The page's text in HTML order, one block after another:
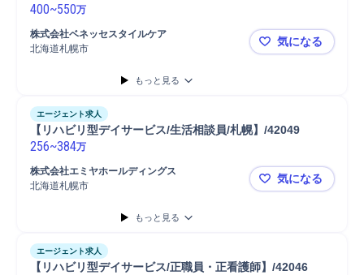
400~550万
株式会社ベネッセスタイルケア
北海道札幌市
【東証プラ
気になる
もっと見る
エージェント求人
【リハビリ型デイサービス/生活相談員/札幌】/42049
256~384万
株式会社エミヤホールディングス
北海道札幌市
【リハビリ
気になる
もっと見る
エージェント求人
【リハビリ型デイサービス/正職員・正看護師】/42046